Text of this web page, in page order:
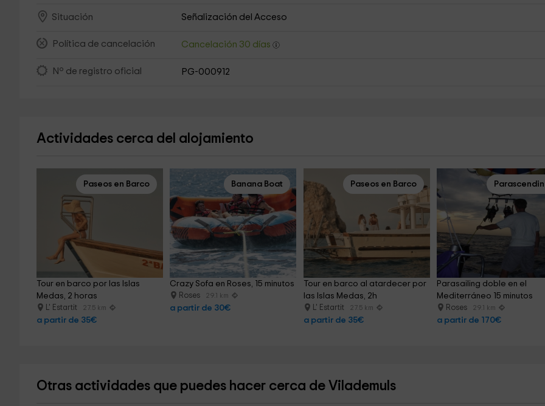
Situación Señalización del Acceso
Política de cancelación Cancelación 30 días
Nº de registro oficial PG-000912
Actividades cerca del alojamiento
Paseos en Barco
Tour en barco por las Islas
Medas, 2 horas
L' Estartit 27.5 km
a partir de 35€
Banana Boat
Crazy Sofa en Roses, 15 minutos
Roses 29.1 km
a partir de 30€
Paseos en Barco
Tour en barco al atardecer por
las Islas Medas, 2h
L' Estartit 27.5 km
a partir de 35€
Parasailing doble en el
Mediterráneo 15 minutos
Roses 29.1 km
a partir de 170€
Otras actividades que puedes hacer cerca de Vilademuls